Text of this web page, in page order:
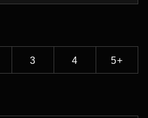
3 4 5+